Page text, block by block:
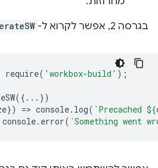
בגרסה 2, אפשר לקרוא ל-
require( 'workbox-build' );
({...})
}) => console. log( `Precached ${
console. error( `Something went